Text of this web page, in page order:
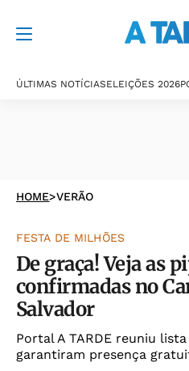
ÚLTIMAS NOTÍCIASELEIÇÕES 2026
HOME>VERÃO
FESTA DE MILHÕES
De graça! Veja as
confirmadas no
Salvador
Portal A TARDE reuniu
garantiram presença